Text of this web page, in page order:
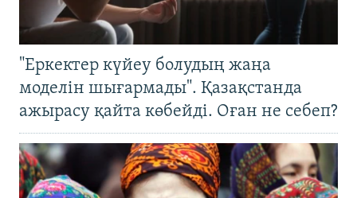
"Еркектер күйеу болудың жаңа
моделін шығармады". Қазақстанда
ажырасу қайта көбейді. Оған не себеп?